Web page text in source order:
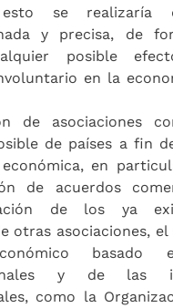
esto se realizaría
y precisa, de
posible
en la
de asociaciones
de países a fin
en
de acuerdos
de los ya
otras asociaciones,
basado
y de las
como la